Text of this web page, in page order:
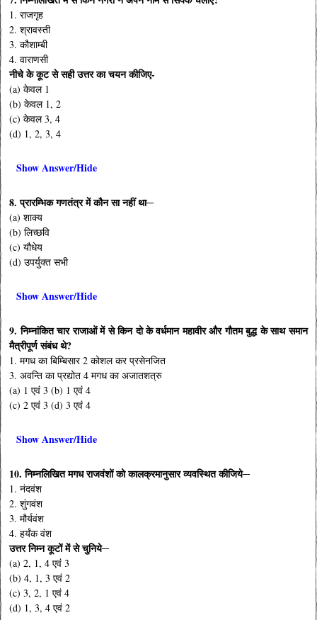
1. राजगृह
2. श्रावस्ती
3. कौशाम्बी
4. वाराणसी
नीचे के कूट से सही उत्तर का चयन कीजिए-
(a) केवल 1
(b) केवल 1, 2
(c) केवल 3, 4
(d) 1, 2, 3, 4
Show Answer/Hide
8. प्रारम्भिक गणतंत्र में कौन सा नहीं था─
(a) शाक्य
(b) लिच्छवि
(c) यौधेय
(d) उपर्युक्त सभी
Show Answer/Hide
9. निम्नांकित चार राजाओं में से किन दो के वर्धमान महावीर और गौतम बुद्ध के साथ समान
मैत्रीपूर्ण संबंध थे?
1. मगध का बिम्बिसार 2 कोशल कर प्रसेनजित
3. अवन्ति का प्रद्योत 4 मगध का अजातशत्रु
(a) 1 एवं 3 (b) 1 एवं 4
(c) 2 एवं 3 (d) 3 एवं 4
Show Answer/Hide
10. निम्नलिखित मगध राजवंशों को कालक्रमानुसार व्यवस्थित कीजिये─
1. नंदवंश
2. शुंगवंश
3. मौर्यवंश
4. हर्यंक वंश
उत्तर निम्न कूटों में से चुनिये─
(a) 2, 1, 4 एवं 3
(b) 4, 1, 3 एवं 2
(c) 3, 2, 1 एवं 4
(d) 1, 3, 4 एवं 2